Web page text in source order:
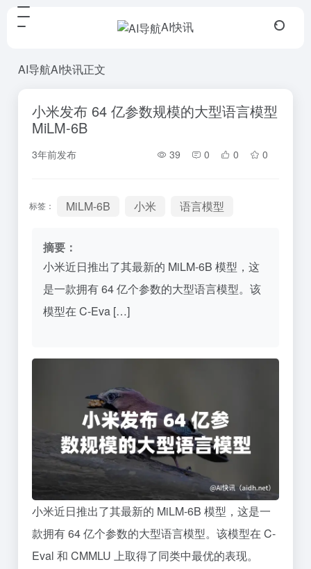
AI快讯
AI导航AI快讯正文
小米发布 64 亿参数规模的大型语言模型
MiLM-6B
3年前发布 39 0 0 0
标签： MiLM-6B 小米 语言模型
摘要：
小米近日推出了其最新的 MiLM-6B 模型，这
是一款拥有 64 亿个参数的大型语言模型。该
模型在 C-Eva […]
小米近日推出了其最新的 MiLM-6B 模型，这是一
款拥有 64 亿个参数的大型语言模型。该模型在 C-
Eval 和 CMMLU 上取得了同类中最优的表现。